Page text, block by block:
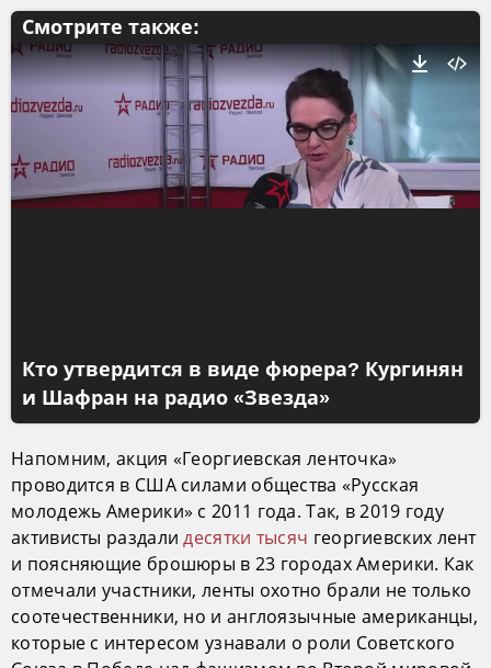
Смотрите также:
Кто утвердится в виде фюрера? Кургинян
и Шафран на радио «Звезда»
Напомним, акция «Георгиевская ленточка»
проводится в США силами общества «Русская
молодежь Америки» с 2011 года. Так, в 2019 году
активисты раздалидесятки тысяч георгиевских лент
и поясняющие брошюры в 23 городах Америки. Как
отмечали участники, ленты охотно брали не только
соотечественники, но и англоязычные американцы,
которые с интересом узнавали о роли Советского